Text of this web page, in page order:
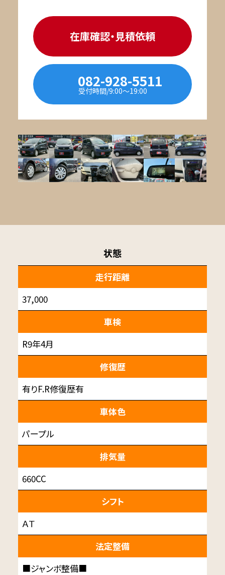
在庫確認・見積依頼
082-928-5511
受付時間/9:00〜19:00
状態
走行距離
37,000
車検
R9年4月
修復歴
有りF.R修復歴有
車体色
パープル
排気量
660CC
シフト
ＡＴ
法定整備
■ジャンボ整備■